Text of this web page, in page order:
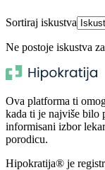
Sortiraj iskustva
Ne postoje iskustva
Ova platforma ti
kada ti je najviše bilo
informisani izbor
porodicu.
Hipokratija® je